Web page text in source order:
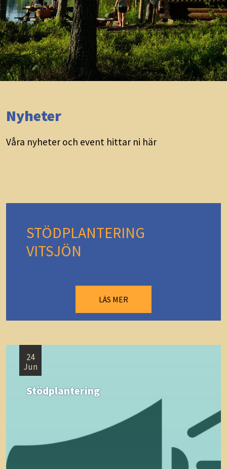
Nyheter
Våra nyheter och event hittar ni här
STÖDPLANTERING
VITSJÖN
LÄS MER
24
Jun
Stödplantering